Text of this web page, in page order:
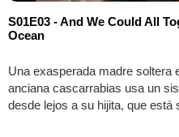
S01E03 - And We Could All
Ocean
Una exasperada madre soltera
anciana cascarrabias usa un
desde lejos a su hijita, que está